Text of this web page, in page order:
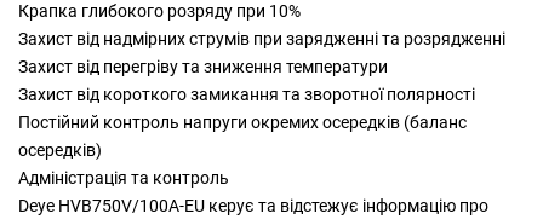
Крапка глибокого розряду при 10%
Захист від надмірних струмів при зарядженні та розрядженні
Захист від перегріву та зниження температури
Захист від короткого замикання та зворотної полярності
Постійний контроль напруги окремих осередків (баланс
осередків)
Адміністрація та контроль
Deye HVB750V/100A-EU керує та відстежує інформацію про